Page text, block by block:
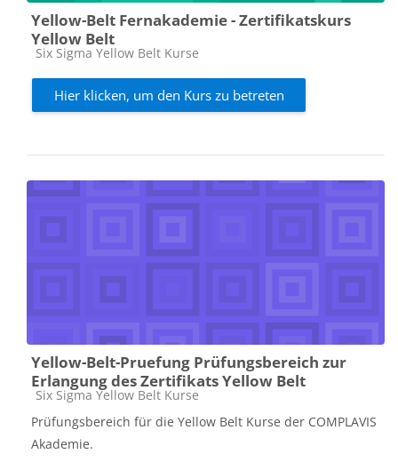
Yellow-Belt Fernakademie - Zertifikatskurs
Yellow Belt
Kursbereich
Six Sigma Yellow Belt Kurse
Hier klicken, um den Kurs zu betreten
Yellow-Belt-Pruefung Prüfungsbereich zur
Erlangung des Zertifikats Yellow Belt
Kursbereich
Six Sigma Yellow Belt Kurse
Prüfungsbereich für die Yellow Belt Kurse der COMPLAVIS
Akademie.